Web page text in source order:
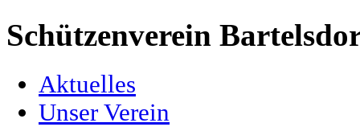
Schützenverein
Aktuelles
Unser Verein